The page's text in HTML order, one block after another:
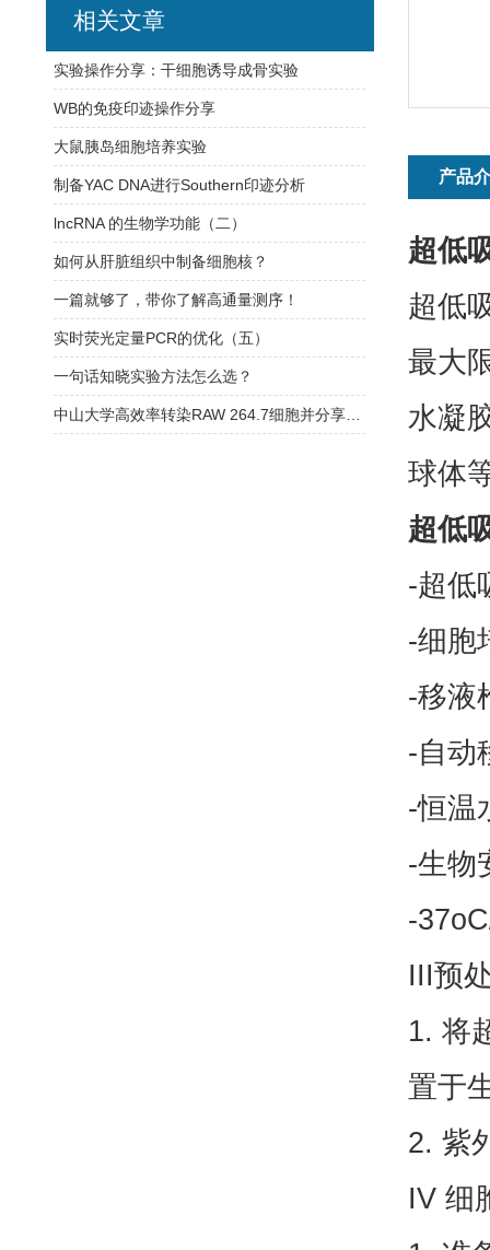
产品
超低
超低
最大
水凝
球体
超低
-
-细胞
-移液
-自动
-
-生物
-
III预
1. 将
置于
2. 紫
IV 细
相关文章
实验操作分享：干细胞诱导成骨实验
WB的免疫印迹操作分享
大鼠胰岛细胞培养实验
制备YAC DNA进行Southern印迹分析
lncRNA 的生物学功能（二）
如何从肝脏组织中制备细胞核？
一篇就够了，带你了解高通量测序！
实时荧光定量PCR的优化（五）
一句话知晓实验方法怎么选？